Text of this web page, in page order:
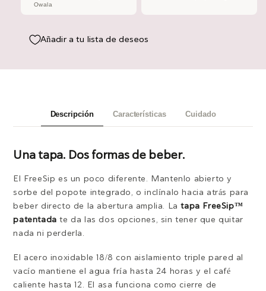
Owala
Añadir a tu lista de deseos
Descripción Características Cuidado
Una tapa. Dos formas de beber.
El FreeSip es un poco diferente. Mantenlo abierto y
sorbe del popote integrado, o inclínalo hacia atrás para
beber directo de la abertura amplia. Latapa FreeSip™
patentada te da las dos opciones, sin tener que quitar
nada ni perderla.
El acero inoxidable 18/8 con aislamiento triple pared al
vacío mantiene el agua fría hasta 24 horas y el café
caliente hasta 12. El asa funciona como cierre de